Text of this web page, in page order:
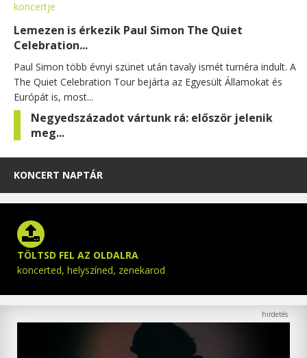
Lemezen is érkezik Paul Simon The Quiet
Celebration...
Paul Simon több évnyi szünet után tavaly ismét turnéra indult. A
The Quiet Celebration Tour bejárta az Egyesült Államokat és
Európát is, most...
Negyedszázadot vártunk rá: először jelenik
meg...
KONCERT NAPTÁR
TÖLTSD FEL AZ OLDALRA
koncerted, helyszíned, zenekarod